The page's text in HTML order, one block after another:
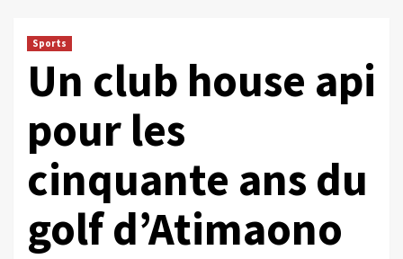
Sports
Un club house api
pour les
cinquante ans du
golf d’Atimaono